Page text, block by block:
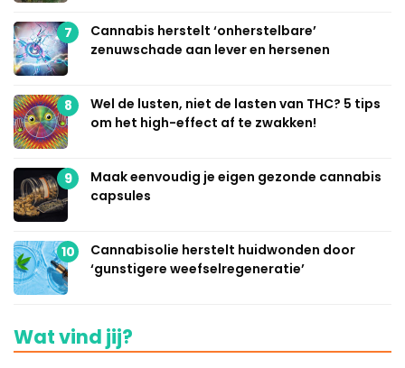
7
Cannabis herstelt ‘onherstelbare’
zenuwschade aan lever en hersenen
8
Wel de lusten, niet de lasten van THC? 5 tips
om het high-effect af te zwakken!
9
Maak eenvoudig je eigen gezonde cannabis
capsules
10
Cannabisolie herstelt huidwonden door
‘gunstigere weefselregeneratie’
Wat vind jij?